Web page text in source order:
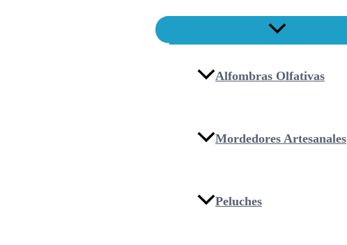
Alfombras Olfativas
Mordedores Artesanales
Peluches